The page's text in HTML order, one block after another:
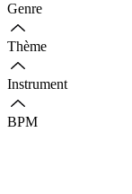
Genre
Thème
Instrument
BPM